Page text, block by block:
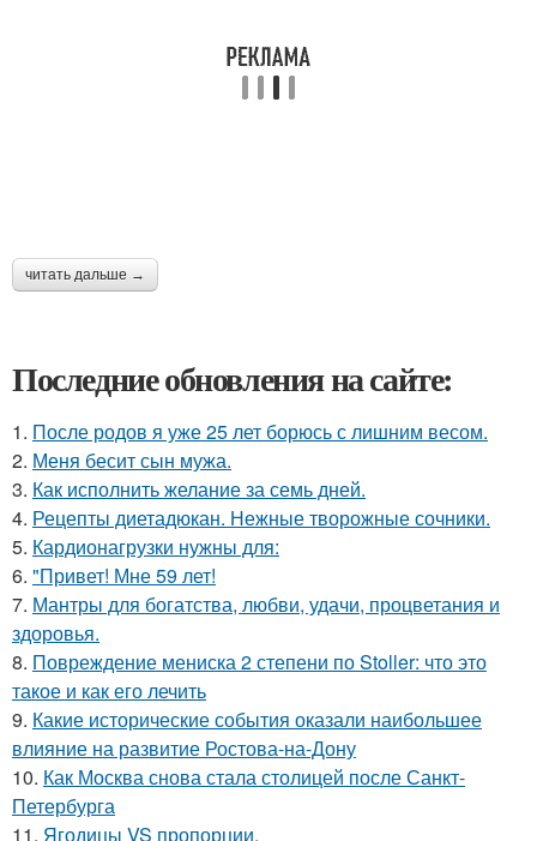
читать дальше →
Последние обновления на сайте:
1. После родов я уже 25 лет борюсь с лишним весом.
2. Меня бесит сын мужа.
3. Как исполнить желание за семь дней.
4. Рецепты диетадюкан. Нежные творожные сочники.
5. Кардионагрузки нужны для:
6. "Привет! Мне 59 лет!
7. Мантры для богатства, любви, удачи, процветания и
здоровья.
8. Повреждение мениска 2 степени по Stoller: что это
такое и как его лечить
9. Какие исторические события оказали наибольшее
влияние на развитие Ростова-на-Дону
10. Как Москва снова стала столицей после Санкт-
Петербурга
11. Ягодицы VS пропорции.